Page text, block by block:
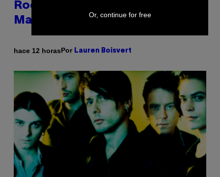
Rock Mixtape for Your Boo? I
Made It for You Already
hace 12 horasPor Lauren Boisvert
Or, continue for free